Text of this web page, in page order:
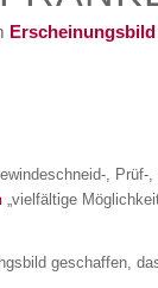
Erscheinungsbild
, Prüf-
„vielfältige
geschaffen,